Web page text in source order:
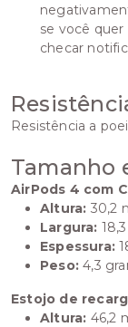
se você
checar
Resistência a
Tamanho
AirPods 4 com
Altura: 30,2
Largura:
Espessura:
Peso: 4,3
Estojo de
Altura: 46,2